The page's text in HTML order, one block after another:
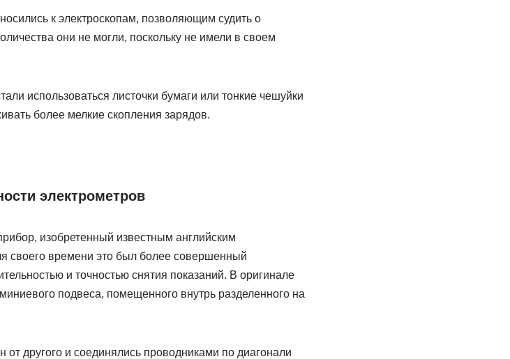
к электроскопам, позволяющим судить о
они не могли, поскольку не имели в своем
использоваться листочки бумаги или тонкие чешуйки
более мелкие скопления зарядов.
электрометров
изобретенный известным английским
своего времени это был более совершенный
и точностью снятия показаний. В оригинале
подвеса, помещенного внутрь разделенного на
другого и соединялись проводниками по диагонали